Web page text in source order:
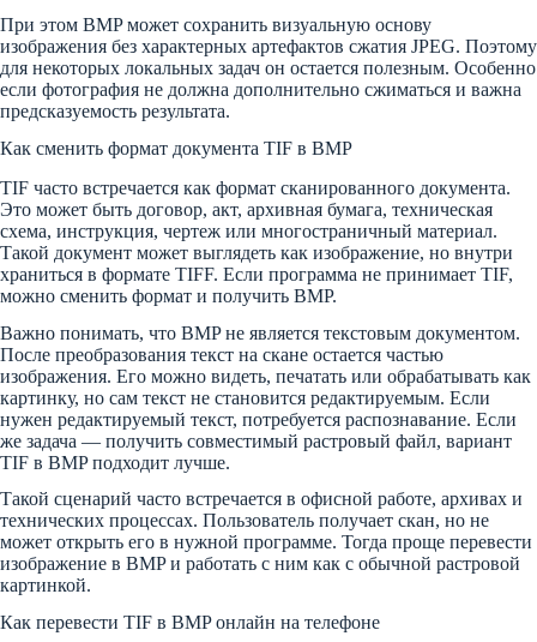
При этом BMP может сохранить визуальную основу
изображения без характерных артефактов сжатия JPEG. Поэтому
для некоторых локальных задач он остается полезным. Особенно
если фотография не должна дополнительно сжиматься и важна
предсказуемость результата.
Как сменить формат документа TIF в BMP
TIF часто встречается как формат сканированного документа.
Это может быть договор, акт, архивная бумага, техническая
схема, инструкция, чертеж или многостраничный материал.
Такой документ может выглядеть как изображение, но внутри
храниться в формате TIFF. Если программа не принимает TIF,
можно сменить формат и получить BMP.
Важно понимать, что BMP не является текстовым документом.
После преобразования текст на скане остается частью
изображения. Его можно видеть, печатать или обрабатывать как
картинку, но сам текст не становится редактируемым. Если
нужен редактируемый текст, потребуется распознавание. Если
же задача — получить совместимый растровый файл, вариант
TIF в BMP подходит лучше.
Такой сценарий часто встречается в офисной работе, архивах и
технических процессах. Пользователь получает скан, но не
может открыть его в нужной программе. Тогда проще перевести
изображение в BMP и работать с ним как с обычной растровой
картинкой.
Как перевести TIF в BMP онлайн на телефоне